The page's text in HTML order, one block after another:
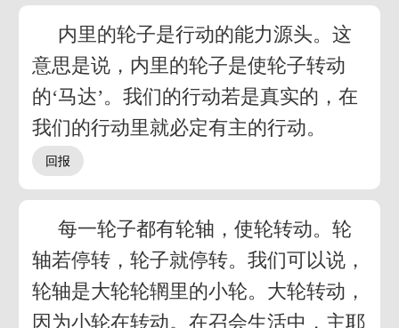
内里的轮子是行动的能力源头。这
意思是说，内里的轮子是使轮子转动
的‘马达’。我们的行动若是真实的，在
我们的行动里就必定有主的行动。
每一轮子都有轮轴，使轮转动。轮
轴若停转，轮子就停转。我们可以说，
轮轴是大轮轮辋里的小轮。大轮转动，
因为小轮在转动。在召会生活中，主耶